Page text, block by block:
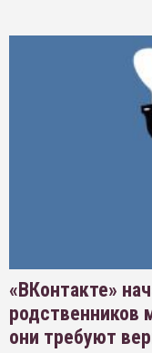
«ВКонтакте»
родственников
они требуют